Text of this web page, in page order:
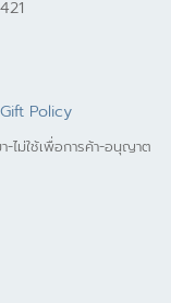
Policy
ม่ใช้เพื่อการค้า-อนุญาต